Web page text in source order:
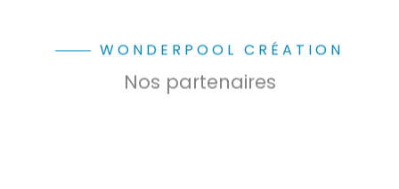
WONDERPOOL CRÉATION
Nos partenaires